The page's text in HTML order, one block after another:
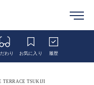
わり お気に入り 履歴
TERRACE TSUKIJI